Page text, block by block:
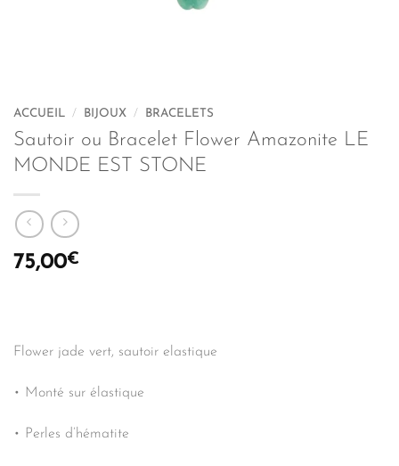
ACCUEIL / BIJOUX / BRACELETS
Sautoir ou Bracelet Flower Amazonite LE
MONDE EST STONE
75,00€
Flower jade vert, sautoir elastique
• Monté sur élastique
• Perles d’hématite